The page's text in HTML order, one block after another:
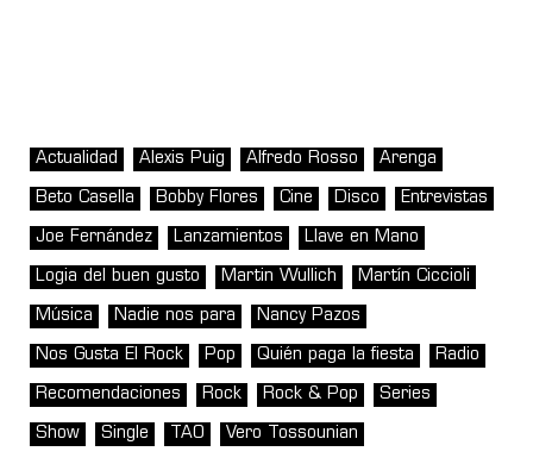
Actualidad Alexis Puig Alfredo Rosso Arenga
Beto Casella Bobby Flores Cine Disco Entrevistas
Joe Fernández Lanzamientos Llave en Mano
Logia del buen gusto Martin Wullich Martín Ciccioli
Música Nadie nos para Nancy Pazos
Nos Gusta El Rock Pop Quién paga la fiesta Radio
Recomendaciones Rock Rock & Pop Series
Show Single TAO Vero Tossounian